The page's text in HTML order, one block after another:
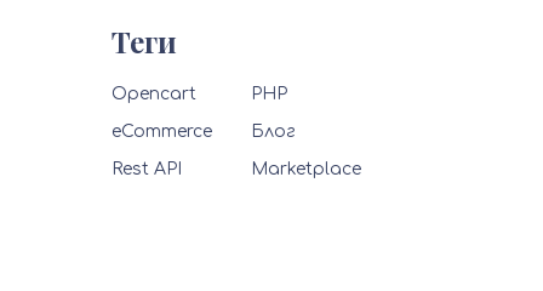
Теги
Opencart
eCommerce
Rest API
PHP
Блог
Marketplace